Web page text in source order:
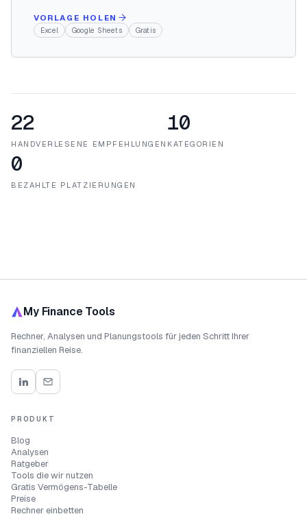
VORLAGE HOLEN
Excel Google Sheets Gratis
22
HANDVERLESENE EMPFEHLUNGEN
10
KATEGORIEN
0
BEZAHLTE PLATZIERUNGEN
My Finance Tools
Rechner, Analysen und Planungstools für jeden Schritt Ihrer
finanziellen Reise.
PRODUKT
Blog
Analysen
Ratgeber
Tools die wir nutzen
Gratis Vermögens-Tabelle
Preise
Rechner einbetten